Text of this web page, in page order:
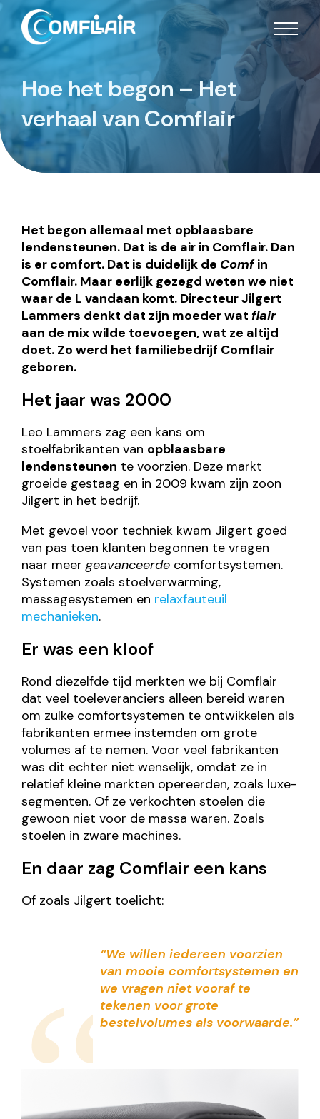
Hoe het begon – Het
verhaal van Comflair
Het begon allemaal met opblaasbare
lendensteunen. Dat is de air in Comflair. Dan
is er comfort. Dat is duidelijk de Comfin
Comflair. Maar eerlijk gezegd weten we niet
waar de L vandaan komt. Directeur Jilgert
Lammers denkt dat zijn moeder wat flair
aan de mix wilde toevoegen, wat ze altijd
doet. Zo werd het familiebedrijf Comflair
geboren.
Het jaar was 2000
Leo Lammers zag een kans om
stoelfabrikanten van opblaasbare
lendensteunen te voorzien. Deze markt
groeide gestaag en in 2009 kwam zijn zoon
Jilgert in het bedrijf.
Met gevoel voor techniek kwam Jilgert goed
van pas toen klanten begonnen te vragen
naar meergeavanceerde comfortsystemen.
Systemen zoals stoelverwarming,
massagesystemen en relaxfauteuil
mechanieken.
Er was een kloof
Rond diezelfde tijd merkten we bij Comflair
dat veel toeleveranciers alleen bereid waren
om zulke comfortsystemen te ontwikkelen als
fabrikanten ermee instemden om grote
volumes af te nemen. Voor veel fabrikanten
was dit echter niet wenselijk, omdat ze in
relatief kleine markten opereerden, zoals luxe-
segmenten. Of ze verkochten stoelen die
gewoon niet voor de massa waren. Zoals
stoelen in zware machines.
En daar zag Comflair een kans
Of zoals Jilgert toelicht:
“We willen iedereen voorzien
van mooie comfortsystemen en
we vragen niet vooraf te
tekenen voor grote
bestelvolumes als voorwaarde.”